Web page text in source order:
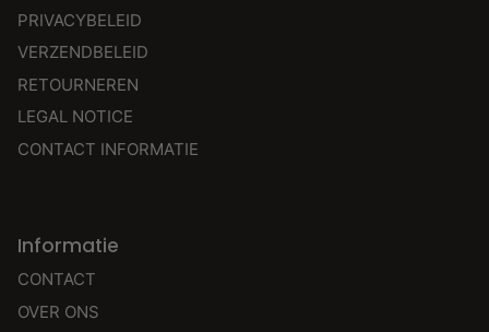
PRIVACYBELEID
VERZENDBELEID
RETOURNEREN
LEGAL NOTICE
CONTACT INFORMATIE
Informatie
CONTACT
OVER ONS